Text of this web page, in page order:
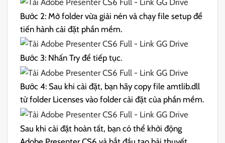
Bước 2: Mở folder vừa giải nén và chạy file setup để
tiến hành cài đặt phần mềm.
Bước 3: Nhấn Try để tiếp tục.
Bước 4: Sau khi cài đặt, bạn hãy copy file amtlib.dll
từ folder Licenses vào folder cài đặt của phần mềm.
Sau khi cài đặt hoàn tất, bạn có thể khởi động